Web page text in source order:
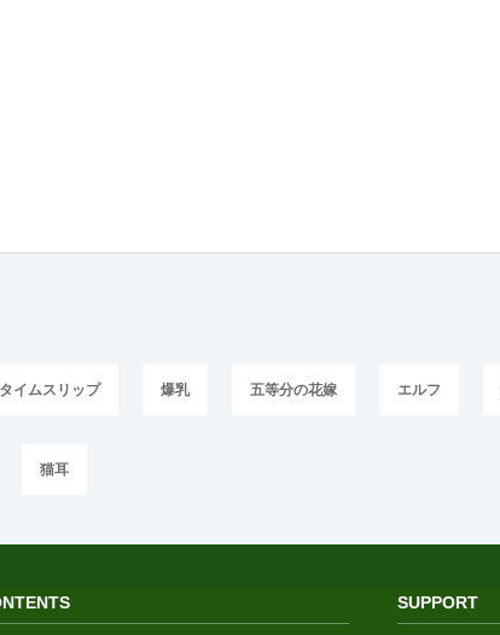
タイムスリップ 爆乳 五等分の花嫁 エルフ
猫耳
SUPPORT